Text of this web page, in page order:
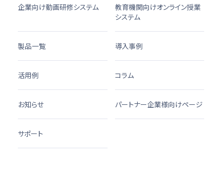
企業向け動画研修システム
教育機関向けオンライン授業
システム
製品一覧 導入事例
活用例 コラム
お知らせ パートナー企業様向けページ
サポート